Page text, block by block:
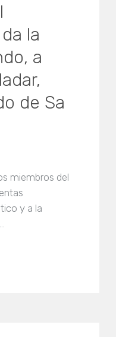
la
a
de Sa
miembros del
y a la